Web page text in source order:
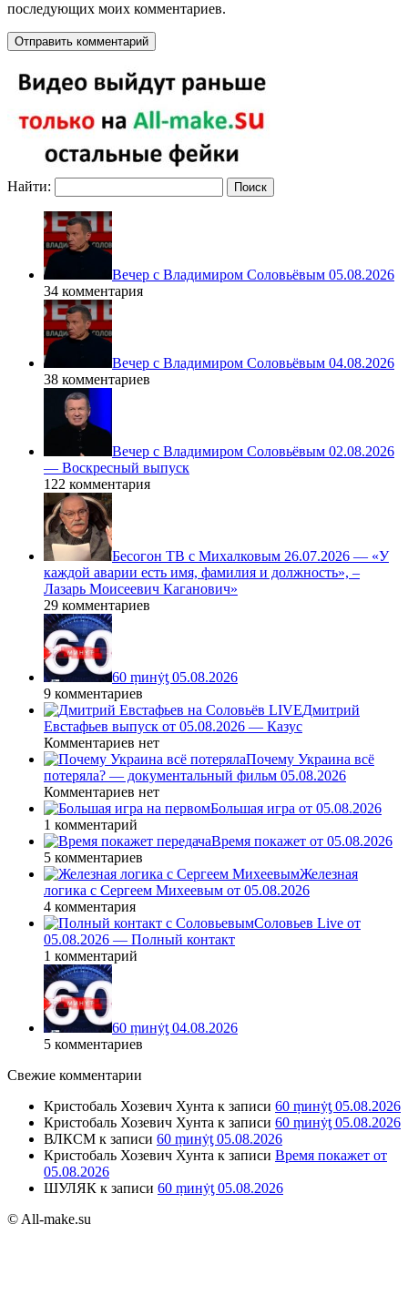
последующих моих комментариев.
Найти:
Вечер с Владимиром Соловьёвым 05.08.2026
34 комментария
Вечер с Владимиром Соловьёвым 04.08.2026
38 комментариев
Вечер с Владимиром Соловьёвым 02.08.2026
— Воскресный выпуск
122 комментария
Бесогон ТВ с Михалковым 26.07.2026 — «У
каждой аварии есть имя, фамилия и должность», –
Лазарь Моисеевич Каганович»
29 комментариев
60 ṃинẏƫ 05.08.2026
9 комментариев
Дмитрий
Евстафьев выпуск от 05.08.2026 — Казус
Комментариев нет
Почему Украина всё
потеряла? — документальный фильм 05.08.2026
Комментариев нет
Большая игра от 05.08.2026
1 комментарий
Время покажет от 05.08.2026
5 комментариев
Железная
логика с Сергеем Михеевым от 05.08.2026
4 комментария
Соловьев Live от
05.08.2026 — Полный контакт
1 комментарий
60 ṃинẏƫ 04.08.2026
5 комментариев
Свежие комментарии
Кристобаль Хозевич Хунта к записи 60 ṃинẏƫ 05.08.2026
Кристобаль Хозевич Хунта к записи 60 ṃинẏƫ 05.08.2026
ВЛКСМ к записи 60 ṃинẏƫ 05.08.2026
Кристобаль Хозевич Хунта к записи Время покажет от
05.08.2026
ШУЛЯК к записи 60 ṃинẏƫ 05.08.2026
© All-make.su